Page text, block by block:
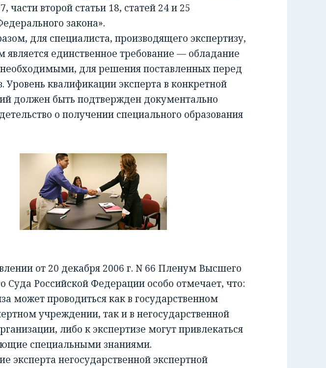
части второй статьи 18, статей 24 и 25
закона».
для специалиста, производящего экспертизу,
является единственное требование — обладание
для решения поставленных перед
Уровень квалификации эксперта в конкретной
должен быть подтвержден документально
о получении специального образования
от 20 декабря 2006 г. N 66 Пленум Высшего
Суда Российской Федерации особо отмечает, что:
может проводиться как в государственном
учреждении, так и в негосударственной
либо к экспертизе могут привлекаться
специальными знаниями.
эксперта негосударственной экспертной